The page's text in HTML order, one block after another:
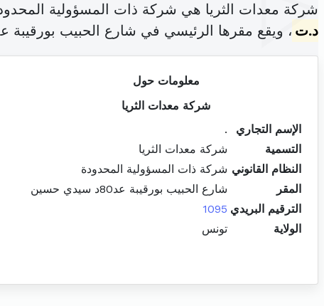
شركة معدات الثريا هي شركة ذات المسؤولية
د.ت ، ويقع مقرها الرئيسي في شارع الحبيب بورقيبة عد80د سيدي
معلومات حول
شركة معدات الثريا
الإسم التجاري
.
التسمية
شركة معدات الثريا
النظام القانوني شركة ذات المسؤولية المحدودة
المقر
شارع الحبيب بورقيبة عد80د سيدي حسين
الترقيم البريدي 1095
الولاية
تونس